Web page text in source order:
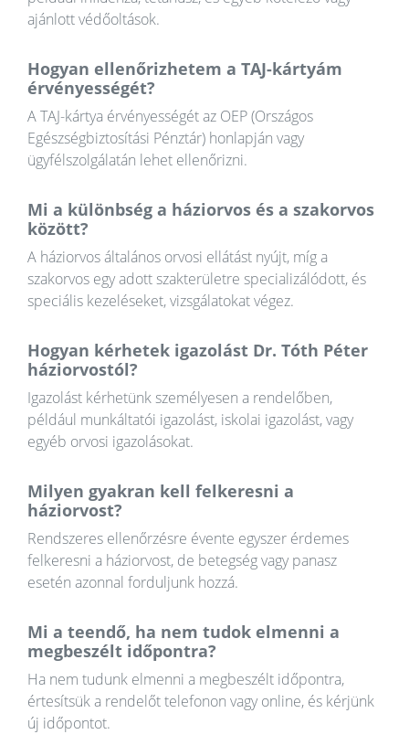
ajánlott védőoltások.
Hogyan ellenőrizhetem a TAJ-kártyám
érvényességét?
A TAJ-kártya érvényességét az OEP (Országos
Egészségbiztosítási Pénztár) honlapján vagy
ügyfélszolgálatán lehet ellenőrizni.
Mi a különbség a háziorvos és a szakorvos
között?
A háziorvos általános orvosi ellátást nyújt, míg a
szakorvos egy adott szakterületre specializálódott, és
speciális kezeléseket, vizsgálatokat végez.
Hogyan kérhetek igazolást Dr. Tóth Péter
háziorvostól?
Igazolást kérhetünk személyesen a rendelőben,
például munkáltatói igazolást, iskolai igazolást, vagy
egyéb orvosi igazolásokat.
Milyen gyakran kell felkeresni a
háziorvost?
Rendszeres ellenőrzésre évente egyszer érdemes
felkeresni a háziorvost, de betegség vagy panasz
esetén azonnal forduljunk hozzá.
Mi a teendő, ha nem tudok elmenni a
megbeszélt időpontra?
Ha nem tudunk elmenni a megbeszélt időpontra,
értesítsük a rendelőt telefonon vagy online, és kérjünk
új időpontot.